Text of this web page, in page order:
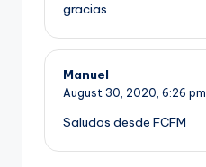
gracias
Manuel
August 30, 2020, 6:26 pm
Saludos desde FCFM